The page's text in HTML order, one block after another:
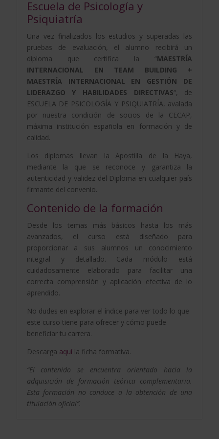
Escuela de Psicología y
Psiquiatría
Una vez finalizados los estudios y superadas las
pruebas de evaluación, el alumno recibirá un
diploma que certifica la “MAESTRÍA
INTERNACIONAL EN TEAM BUILDING +
MAESTRÍA INTERNACIONAL EN GESTIÓN DE
LIDERAZGO Y HABILIDADES DIRECTIVAS“, de
ESCUELA DE PSICOLOGÍA Y PSIQUIATRÍA, avalada
por nuestra condición de socios de la CECAP,
máxima institución española en formación y de
calidad.
Los diplomas llevan la Apostilla de la Haya,
mediante la que se reconoce y garantiza la
autenticidad y validez del Diploma en cualquier país
firmante del convenio.
Contenido de la formación
Desde los temas más básicos hasta los más
avanzados, el curso está diseñado para
proporcionar a sus alumnos un conocimiento
integral y detallado. Cada módulo está
cuidadosamente elaborado para facilitar una
correcta comprensión y aplicación efectiva de lo
aprendido.
No dudes en explorar el índice para ver todo lo que
este curso tiene para ofrecer y cómo puede
beneficiar tu carrera.
Descarga aquíla ficha formativa.
“El contenido se encuentra orientado hacia la
adquisición de formación teórica complementaria.
Esta formación no conduce a la obtención de una
titulación oficial”.